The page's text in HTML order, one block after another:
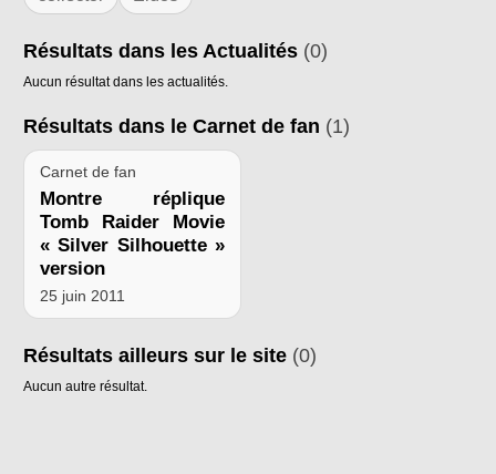
Résultats dans les Actualités (0)
Aucun résultat dans les actualités.
Résultats dans le Carnet de fan (1)
Carnet de fan
Montre réplique
Tomb Raider Movie
« Silver Silhouette »
version
25 juin 2011
Résultats ailleurs sur le site (0)
Aucun autre résultat.